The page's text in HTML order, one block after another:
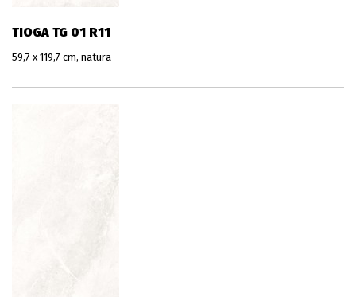
TIOGA TG 01 R11
59,7 x 119,7 cm, natura